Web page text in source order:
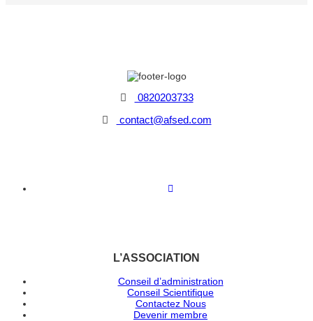
0820203733
contact@afsed.com
L’ASSOCIATION
Conseil d’administration
Conseil Scientifique
Contactez Nous
Devenir membre